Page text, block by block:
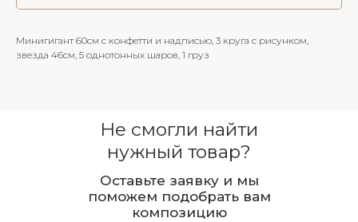
Минигигант 60см с конфетти и надписью, 3 круга с рисунком,
звезда 46см, 5 однотонных шаров, 1 груз
Не смогли найти
нужный товар?
Оставьте заявку и мы
поможем подобрать вам
композицию